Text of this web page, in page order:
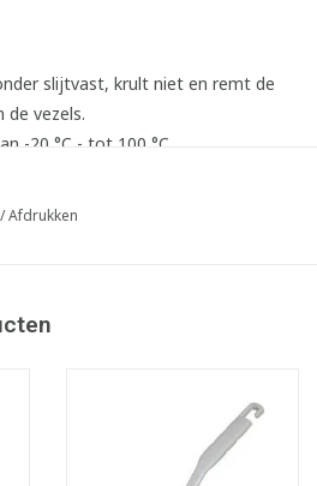
slijtvast, krult niet en remt de
de vezels.
-20 °C - tot 100 °C
/Afdrukken